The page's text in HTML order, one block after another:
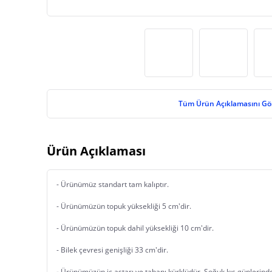
Tüm Ürün Açıklamasını
Ürün Açıklaması
- Ürünümüz standart tam kalıptır.
- Ürünümüzün topuk yüksekliği 5 cm'dir.
- Ürünümüzün topuk dahil yüksekliği 10 cm'dir.
- Bilek çevresi genişliği 33 cm'dir.